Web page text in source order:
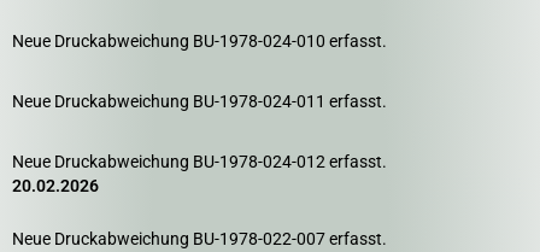
Neue Druckabweichung BU-1978-024-010 erfasst.
Neue Druckabweichung BU-1978-024-011 erfasst.
Neue Druckabweichung BU-1978-024-012 erfasst.
20.02.2026
Neue Druckabweichung BU-1978-022-007 erfasst.